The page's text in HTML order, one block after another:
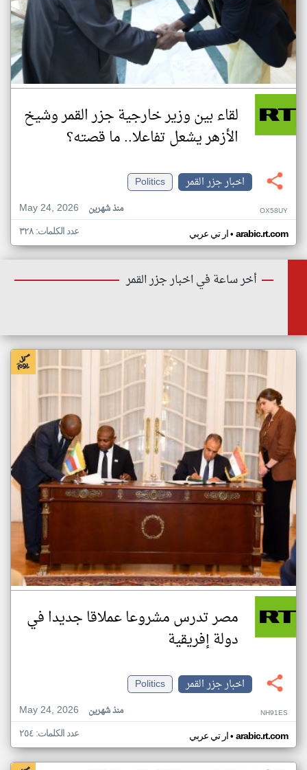
لقاء بين وزير خارجية جزر القمر وشيخ
الأزهر يشعل تفاعلا.. ما قصته؟
اخبار جزر القمر
Politics
May 24, 2026
منذ شهرين OX58UY
ار تي عربي• arabic.rt.com عدد الكلمات: ٣٢٨
أخر ساعة في اخبار جزر القمر
مصر تدرس مشروعا عملاقا جديدا في
دولة إفريقية
اخبار جزر القمر
Politics
May 24, 2026
منذ شهرين NH91ES
ار تي عربي• arabic.rt.com عدد الكلمات: ٢٥٤